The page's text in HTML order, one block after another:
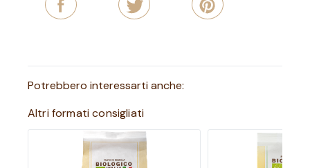
Potrebbero interessarti anche:
Altri formati consigliati